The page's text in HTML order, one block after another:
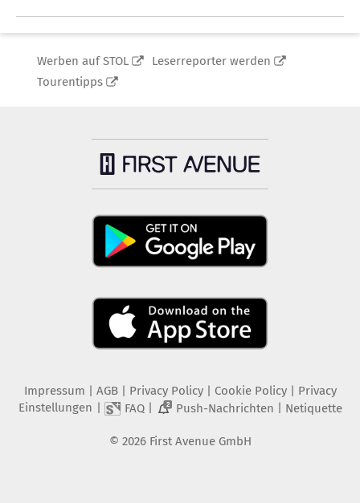
Werben auf STOL
Leserreporter werden
Tourentipps
Impressum AGB Privacy Policy| Cookie Policy| Privacy
Einstellungen
FAQ| 2 Push-Nachrichten Netiquette
© 2026 First Avenue GmbH